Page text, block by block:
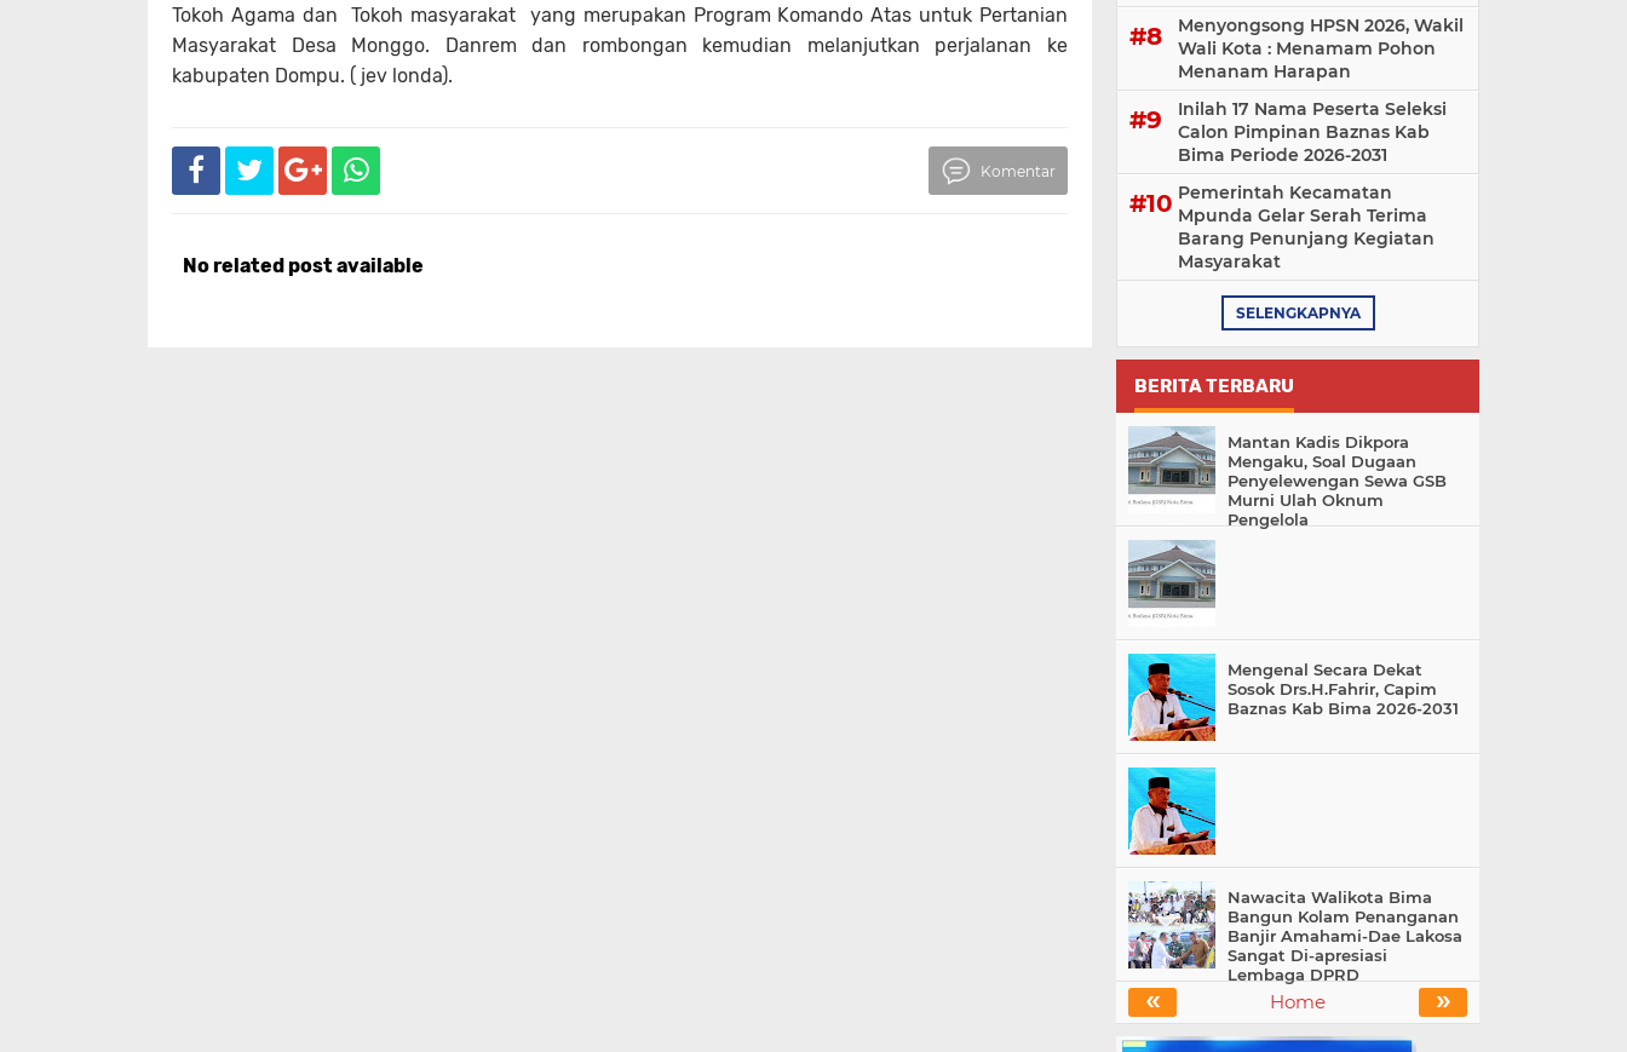
Tokoh Agama dan Tokoh masyarakat yang merupakan Program Komando Atas untuk Pertanian
Masyarakat Desa Monggo. Danrem dan rombongan kemudian melanjutkan perjalanan ke
kabupaten Dompu. ( jev londa).
Komentar
No related post available
Menyongsong HPSN 2026, Wakil
Wali Kota : Menamam Pohon
Menanam Harapan
Inilah 17 Nama Peserta Seleksi
Calon Pimpinan Baznas Kab
Bima Periode 2026-2031
Pemerintah Kecamatan
Mpunda Gelar Serah Terima
Barang Penunjang Kegiatan
Masyarakat
SELENGKAPNYA
BERITA TERBARU
Mantan Kadis Dikpora
Mengaku, Soal Dugaan
Penyelewengan Sewa GSB
Murni Ulah Oknum
Pengelola
Mengenal Secara Dekat
Sosok Drs.H.Fahrir, Capim
Baznas Kab Bima 2026-2031
Nawacita Walikota Bima
Bangun Kolam Penanganan
Banjir Amahami-Dae Lakosa
Sangat Di-apresiasi
Lembaga DPRD
« »
Home